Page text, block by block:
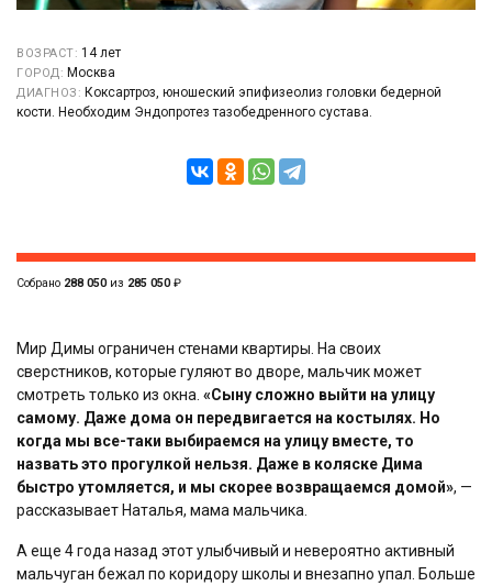
ВОЗРАСТ: 14 лет
ГОРОД: Москва
ДИАГНОЗ: Коксартроз, юношеский эпифизеолиз головки бедерной
кости. Необходим Эндопротез тазобедренного сустава.
Собрано 288 050из 285 050₽
Мир Димы ограничен стенами квартиры. На своих
сверстников, которые гуляют во дворе, мальчик может
смотреть только из окна. «Сыну сложно выйти на улицу
самому. Даже дома он передвигается на костылях. Но
когда мы все-таки выбираемся на улицу вместе, то
назвать это прогулкой нельзя. Даже в коляске Дима
быстро утомляется, и мы скорее возвращаемся домой», —
рассказывает Наталья, мама мальчика.
А еще 4 года назад этот улыбчивый и невероятно активный
мальчуган бежал по коридору школы и внезапно упал. Больше